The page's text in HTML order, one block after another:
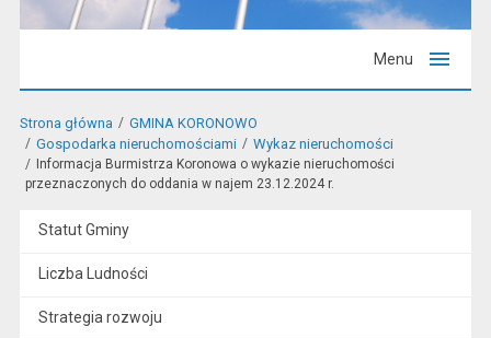
Menu
Strona główna
GMINA KORONOWO
Gospodarka nieruchomościami
Wykaz nieruchomości
Informacja Burmistrza Koronowa o wykazie nieruchomości
przeznaczonych do oddania w najem 23.12.2024 r.
Statut Gminy
Liczba Ludności
Strategia rozwoju